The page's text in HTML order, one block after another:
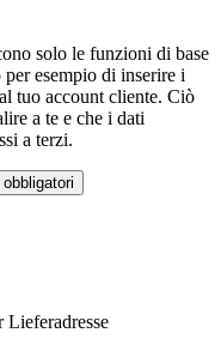
solo le funzioni di base
esempio di inserire i
tuo account cliente. Ciò
a te e che i dati
a terzi.
Lieferadresse